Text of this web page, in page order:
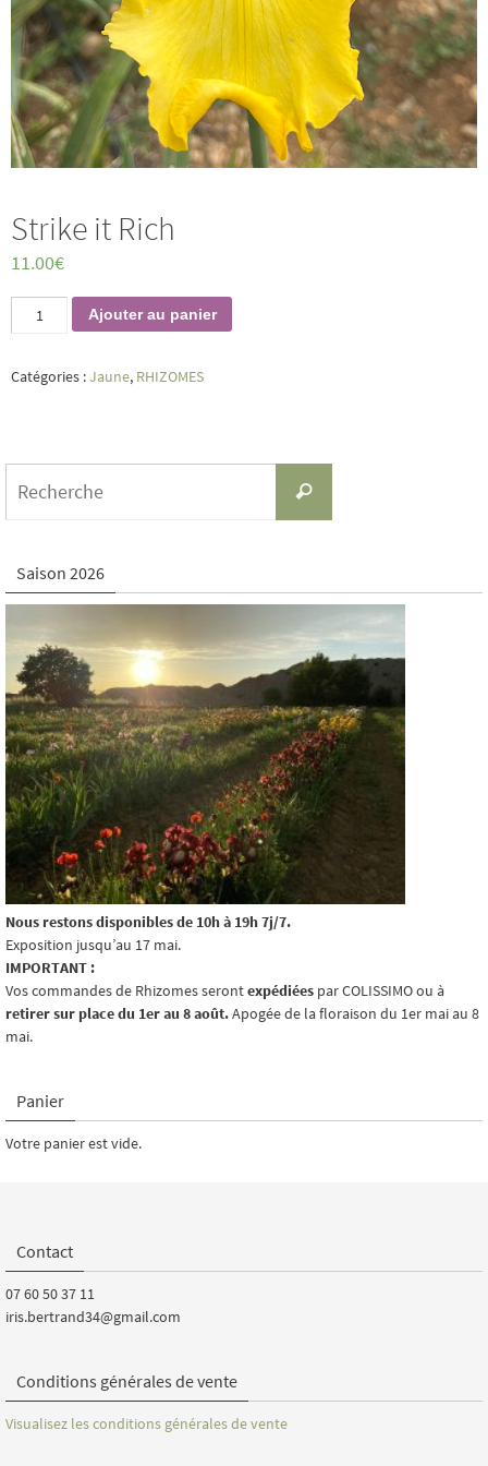
Strike it Rich
11.00€
quantité
de
it
Ajouter au panier
Catégories :Jaune, RHIZOMES
Recherche
Saison 2026
Nous restons disponibles de 10h à 19h 7j/7.
Exposition jusqu’au 17 mai.
IMPORTANT :
Vos commandes de Rhizomes serontexpédiées par COLISSIMO ou à
retirer sur place du 1er au 8 août.Apogée de la floraison du 1er mai au 8
mai.
Panier
Votre panier est vide.
Contact
07 60 50 37 11
iris.bertrand34@gmail.com
Conditions générales de vente
Visualisez les conditions générales de vente